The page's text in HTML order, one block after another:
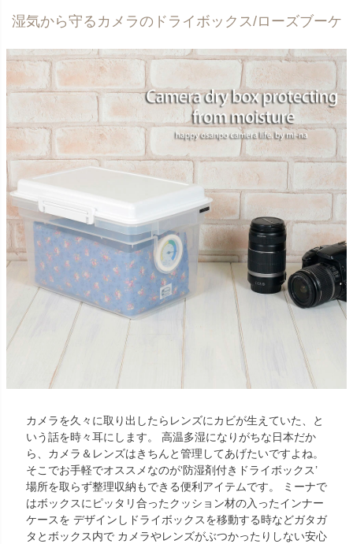
湿気から守るカメラのドライボックス/ローズブーケ
カメラを久々に取り出したらレンズにカビが生えていた、と
いう話を時々耳にします。 高温多湿になりがちな日本だか
ら、カメラ＆レンズはきちんと管理してあげたいですよね。
そこでお手軽でオススメなのが‘防湿剤付きドライボックス’
場所を取らず整理収納もできる便利アイテムです。 ミーナで
はボックスにピッタリ合ったクッション材の入ったインナー
ケースを デザインしドライボックスを移動する時などガタガ
タとボックス内で カメラやレンズがぶつかったりしない安心